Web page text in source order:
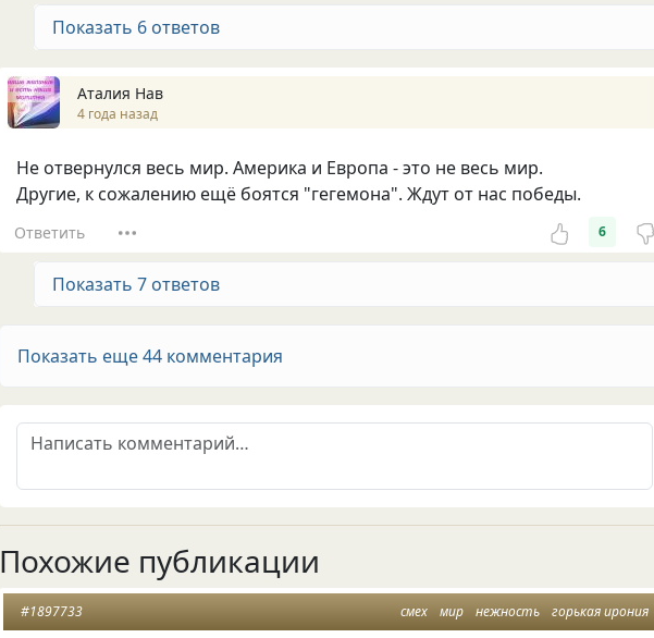
Показать 6 ответов
Аталия Нав
4 года назад
Не отвернулся весь мир. Америка и Европа - это не весь мир.
Другие, к сожалению ещё боятся "гегемона". Ждут от нас победы.
Ответить 6
Показать 7 ответов
Показать еще 44 комментария
Похожие публикации
смех мир нежность горькая ирония
#1897733